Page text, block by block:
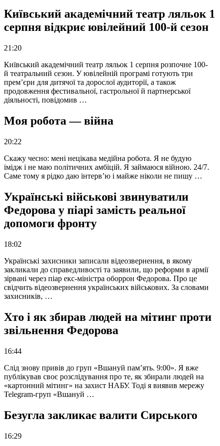
Київський академічний театр ляльок 1
серпня відкриє ювілейний 100-й сезон
21:20
Київський академічний театр ляльок 1 серпня розпочне 100-
й театральний сезон. У ювілейній програмі готують три
прем’єри для дитячої та дорослої аудиторії, а також
продовження фестивальної, гастрольної й партнерської
діяльності, повідомив …
Моя робота — війна
20:22
Скажу чесно: мені нецікава медійна робота. Я не будую
імідж і не маю політичних амбіцій. Я займаюся війною. 24/7.
Саме тому я рідко даю інтерв’ю і майже ніколи не пишу …
Українські військові звинуватили
Федорова у піарі замість реальної
допомоги фронту
18:02
Українські захисники записали відеозвернення, в якому
закликали до справедливості та заявили, що реформи в армії
зірвані через піар екс-міністра оборрон Федорова. Про це
свідчить відеозвернення українських військових. За словами
захисників, …
Хто і як збирав людей на мітинг проти
звільнення Федорова
16:44
Слід знову привів до груп «Вшануй пам’ять. 9:00». Я вже
публікував своє розслідування про те, як збирали людей на
«картонний мітинг» на захист НАБУ. Тоді я виявив мережу
Telegram-груп «Вшануй …
Безугла закликає валити Сирського
16:29